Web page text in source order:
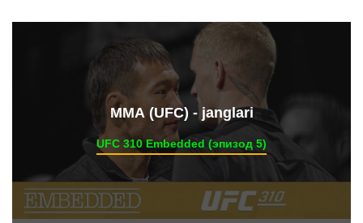
ММА (UFC) - janglari
UFC 310 Embedded (эпизод 5)